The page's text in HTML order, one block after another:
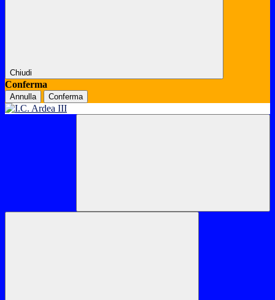
Chiudi
Conferma
Annulla Conferma